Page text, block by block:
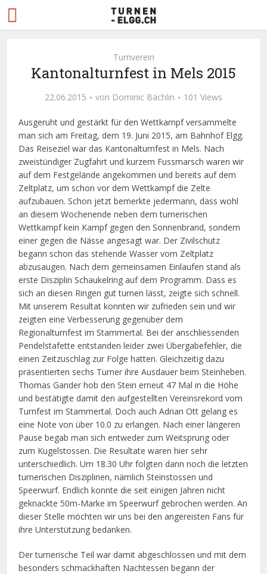
Turnverein
Kantonalturnfest in Mels 2015
22.06.2015 von Dominic Bächlin 101 Views
Ausgeruht und gestärkt für den Wettkampf versammelte
man sich am Freitag, dem 19. Juni 2015, am Bahnhof Elgg.
Das Reiseziel war das Kantonalturnfest in Mels. Nach
zweistündiger Zugfahrt und kurzem Fussmarsch waren wir
auf dem Festgelände angekommen und bereits auf dem
Zeltplatz, um schon vor dem Wettkampf die Zelte
aufzubauen. Schon jetzt bemerkte jedermann, dass wohl
an diesem Wochenende neben dem turnerischen
Wettkampf kein Kampf gegen den Sonnenbrand, sondern
einer gegen die Nässe angesagt war. Der Zivilschutz
begann schon das stehende Wasser vom Zeltplatz
abzusaugen. Nach dem gemeinsamen Einlaufen stand als
erste Disziplin Schaukelring auf dem Programm. Dass es
sich an diesen Ringen gut turnen lässt, zeigte sich schnell.
Mit unserem Resultat konnten wir zufrieden sein und wir
zeigten eine Verbesserung gegenüber dem
Regionalturnfest im Stammertal. Bei der anschliessenden
Pendelstafette entstanden leider zwei Übergabefehler, die
einen Zeitzuschlag zur Folge hatten. Gleichzeitig dazu
präsentierten sechs Turner ihre Ausdauer beim Steinheben.
Thomas Gander hob den Stein erneut 47 Mal in die Höhe
und bestätigte damit den aufgestellten Vereinsrekord vom
Turnfest im Stammertal. Doch auch Adrian Ott gelang es
eine Note von über 10.0 zu erlangen. Nach einer längeren
Pause begab man sich entweder zum Weitsprung oder
zum Kugelstossen. Die Resultate waren hier sehr
unterschiedlich. Um 18.30 Uhr folgten dann noch die letzten
turnerischen Disziplinen, nämlich Steinstossen und
Speerwurf. Endlich konnte die seit einigen Jahren nicht
geknackte 50m-Marke im Speerwurf gebrochen werden. An
dieser Stelle möchten wir uns bei den angereisten Fans für
ihre Unterstützung bedanken.
Der turnerische Teil war damit abgeschlossen und mit dem
besonders schmackhaften Nachtessen begann der